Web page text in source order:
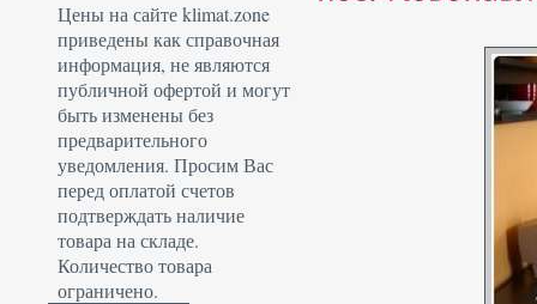
Цены на сайте klimat.zone
приведены как справочная
информация, не являются
публичной офертой и могут
быть изменены без
предварительного
уведомления. Просим Вас
перед оплатой счетов
подтверждать наличие
товара на складе.
Количество товара
ограничено.